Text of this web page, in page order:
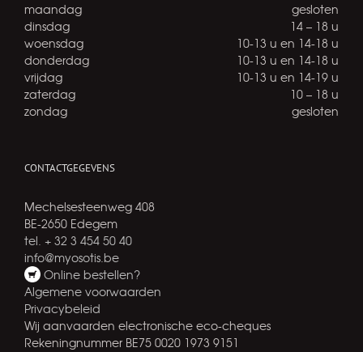
maandag
gesloten
dinsdag
14 – 18 u
woensdag
10-13 u en 14-18 u
donderdag
10-13 u en 14-18 u
vrijdag
10-13 u en 14-19 u
zaterdag
10 – 18 u
zondag
gesloten
CONTACTGEGEVENS
Mechelsesteenweg 408
BE-2650 Edegem
tel. + 32 3 454 50 40
info@myosotis.be
Online bestellen?
Algemene voorwaarden
Privacybeleid
Wij aanvaarden electronische eco-cheques
Rekeningnummer BE75 0020 1973 9151